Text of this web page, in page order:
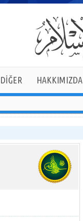
DİĞER HAKKIMIZDA